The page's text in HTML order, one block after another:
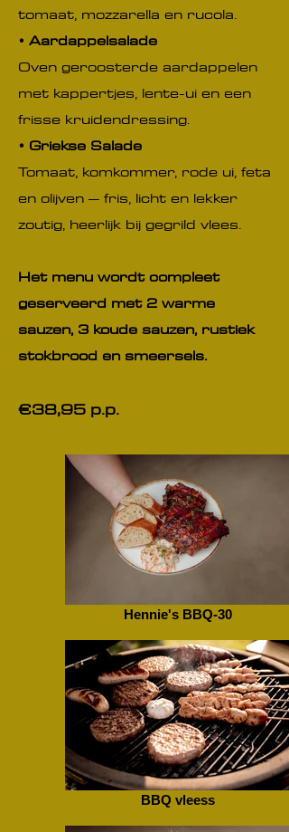
tomaat, mozzarella en rucola.
• Aardappelsalade
Oven geroosterde aardappelen
met kappertjes, lente-ui en een
frisse kruidendressing.
• Griekse Salade
Tomaat, komkommer, rode ui, feta
en olijven – fris, licht en lekker
zoutig, heerlijk bij gegrild vlees.
Het menu wordt compleet
geserveerd met 2 warme
sauzen, 3 koude sauzen, rustiek
stokbrood en smeersels.
€38,95 p.p.
Hennie's BBQ-30
BBQ vleess